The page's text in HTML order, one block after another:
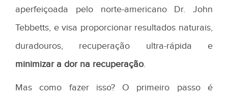
aperfeiçoada pelo norte-americano Dr. John
Tebbetts, e visa proporcionar resultados naturais,
duradouros, recuperação ultra-rápida e
minimizar a dor na recuperação.
Mas como fazer isso? O primeiro passo é